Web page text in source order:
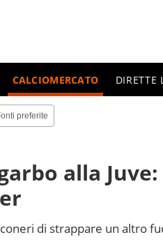
CALCIOMERCATO DIRETTE
preferite
alla
di strappare un altro